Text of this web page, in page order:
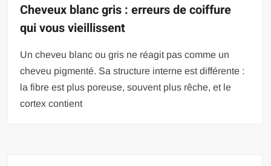
Cheveux blanc gris : erreurs de coiffure
qui vous vieillissent
Un cheveu blanc ou gris ne réagit pas comme un
cheveu pigmenté. Sa structure interne est différente :
la fibre est plus poreuse, souvent plus rêche, et le
cortex contient